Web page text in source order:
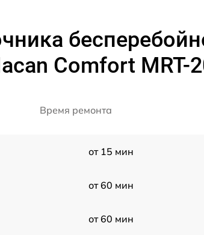
Comfort MRT-
Время ремонта
от 15 мин
от 60 мин
от 60 мин